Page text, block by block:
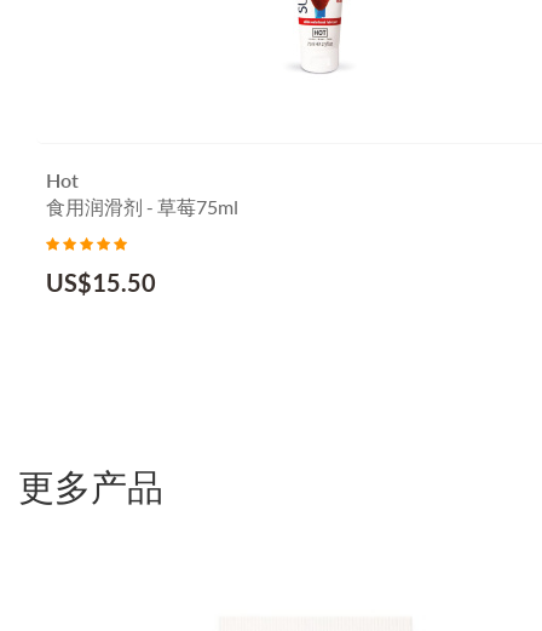
Hot
食用润滑剂 - 草莓75ml
US$15.50
更多产品